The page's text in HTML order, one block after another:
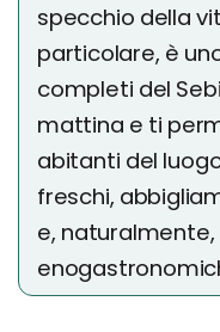
specchio della
particolare, è
completi del
mattina e ti
abitanti del
freschi,
e,